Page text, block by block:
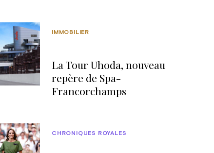
La Tour Uhoda, nouveau
repère de Spa-
Francorchamps
IMMOBILIER
CHRONIQUES ROYALES